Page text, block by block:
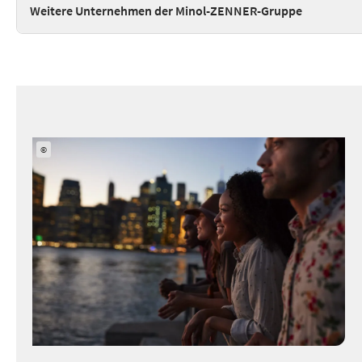
Weitere Unternehmen der Minol-ZENNER-Gruppe
©